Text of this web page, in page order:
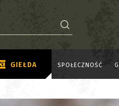
GIEŁDA SPOŁECZNOŚĆ